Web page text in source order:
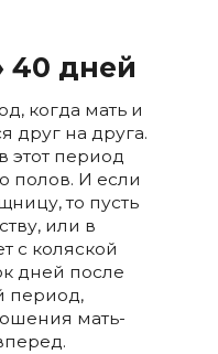
40 дней
когда мать и
друг на друга.
этот период
полов. И если
то пусть
или в
с коляской
дней после
период,
мать-